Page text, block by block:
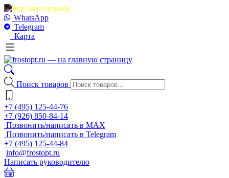
WhatsApp
Telegram
Карта
Поиск товаров
+7 (495) 125-44-76
+7 (926) 850-84-14
Позвонить/написать в MAX
Позвонить/написать в Telegram
+7 (495) 125-44-84
info@frostopt.ru
Написать руководителю